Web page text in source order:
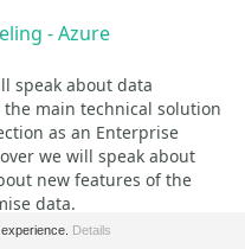
- Azure
speak about data
main technical solution
as an Enterprise
we will speak about
new features of the
data.
Details